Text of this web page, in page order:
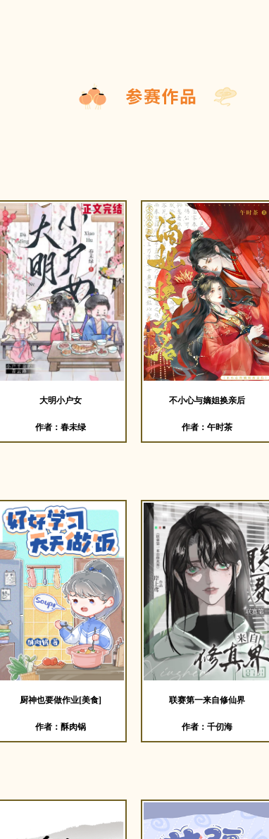
大明小户女
作者：春未绿
不小心与嫡姐换亲后
作者：午时茶
厨神也要做作业[美食]
作者：酥肉锅
联赛第一来自修仙界
作者：千仞海